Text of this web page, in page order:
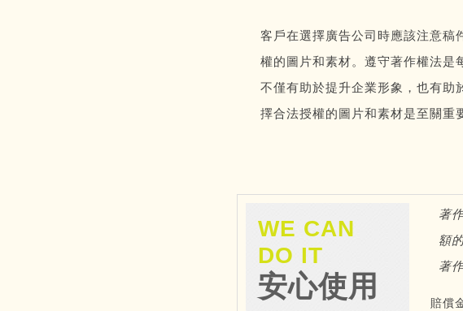
客戶在選擇廣告公司時應該注意稿
權的圖片和素材。遵守著作權法是
不僅有助於提升企業形象，也有助
擇合法授權的圖片和素材是至關重
WE CAN
DO IT
安心使用
著
額
著
賠償